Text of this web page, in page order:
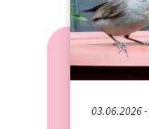
03.06.2026 -